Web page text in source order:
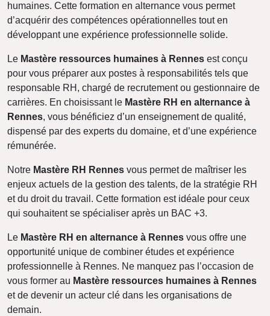
humaines. Cette formation en alternance vous permet
d’acquérir des compétences opérationnelles tout en
développant une expérience professionnelle solide.
Le Mastère ressources humaines à Rennes est conçu
pour vous préparer aux postes à responsabilités tels que
responsable RH, chargé de recrutement ou gestionnaire de
carrières. En choisissant le Mastère RH en alternance à
Rennes, vous bénéficiez d’un enseignement de qualité,
dispensé par des experts du domaine, et d’une expérience
rémunérée.
Notre Mastère RH Rennes vous permet de maîtriser les
enjeux actuels de la gestion des talents, de la stratégie RH
et du droit du travail. Cette formation est idéale pour ceux
qui souhaitent se spécialiser après un BAC +3.
Le Mastère RH en alternance à Rennes vous offre une
opportunité unique de combiner études et expérience
professionnelle à Rennes. Ne manquez pas l’occasion de
vous former au Mastère ressources humaines à Rennes
et de devenir un acteur clé dans les organisations de
demain.